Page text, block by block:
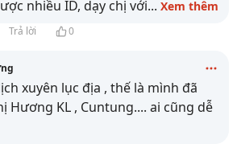
nhiều ID, dạy chị với... Xem thêm
Trả lời 0
xuyên lục địa , thế là mình đã
Hương KL , Cuntung.... ai cũng dễ